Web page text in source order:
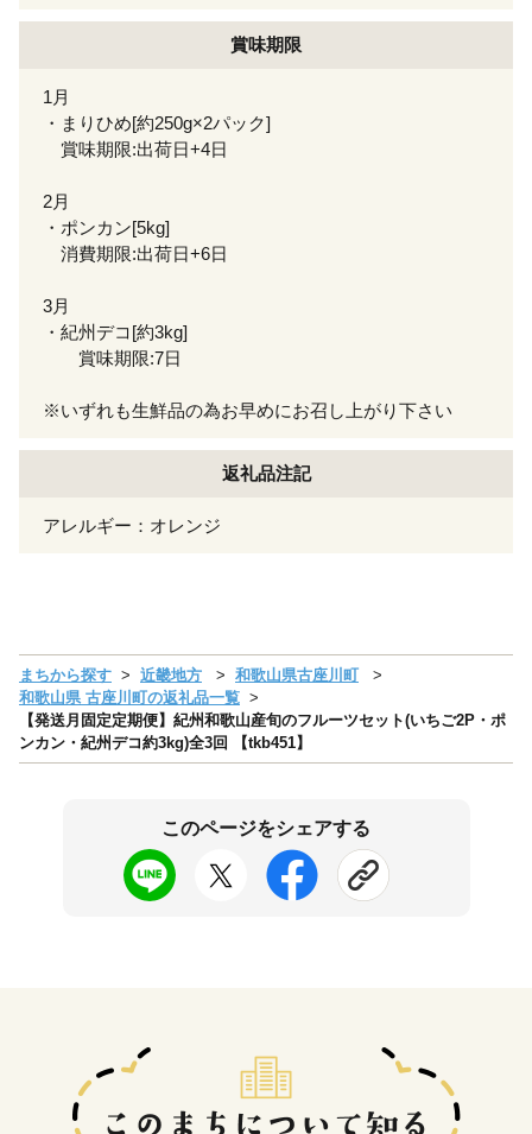
賞味期限
1月
・まりひめ[約250g×2パック]
賞味期限:出荷日+4日
2月
・ポンカン[5kg]
消費期限:出荷日+6日
3月
・紀州デコ[約3kg]
賞味期限:7日
※いずれも生鮮品の為お早めにお召し上がり下さい
返礼品注記
アレルギー：オレンジ
まちから探す 近畿地方
和歌山県古座川町
和歌山県 古座川町の返礼品一覧
【発送月固定定期便】紀州和歌山産旬のフルーツセット(いちご2P・ポ
ンカン・紀州デコ約3kg)全3回 【tkb451】
このページをシェアする